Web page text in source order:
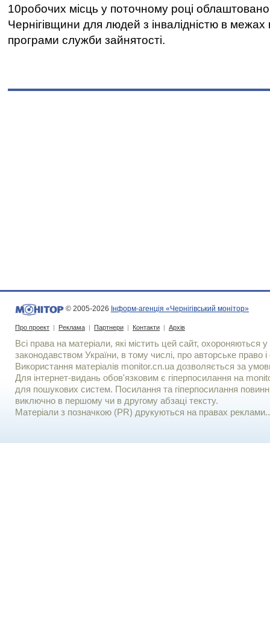
10робочих місць у поточному році
Чернігівщини для людей з інвалідністю в межах
програми служби зайнятості.
© 2005-2026 Інформ-агенція «Чернігівський монітор»
Про проект | Реклама | Партнери | Контакти | Архів
Всі права на матеріали, які містить цей сайт, охороняються у
законодавством України, в тому числі, про авторське право і
Використання матерiалiв monitor.cn.ua дозволяється за
Для iнтернет-видань обов'язковим є гiперпосилання на
для пошукових систем. Посилання та гіперпосилання
виключно в першому чи в другому абзаці тексту.
Матеріали з позначкою (PR) друкуються на правах реклами..